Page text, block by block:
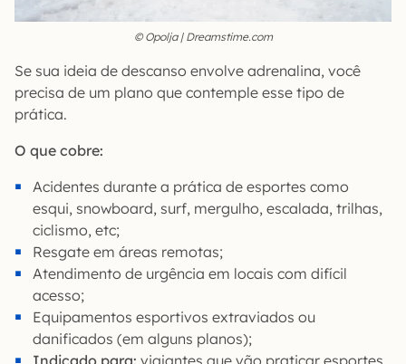
© Opolja | Dreamstime.com
Se sua ideia de descanso envolve adrenalina, você
precisa de um plano que contemple esse tipo de
prática.
O que cobre:
Acidentes durante a prática de esportes como
esqui, snowboard, surf, mergulho, escalada, trilhas,
ciclismo, etc;
Resgate em áreas remotas;
Atendimento de urgência em locais com difícil
acesso;
Equipamentos esportivos extraviados ou
danificados (em alguns planos);